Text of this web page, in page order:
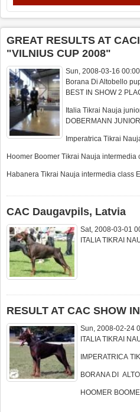
GREAT RESULTS AT
"VILNIUS CUP 2008"
Sun, 2008-03-16 00:00
Borana Di Altobello
BEST IN SHOW 2
Italia Tikrai Nauja
DOBERMANN
Imperatrica Tikrai
Hoomer Boomer Tikrai Nauja intermedia
Habanera Tikrai Nauja intermedia class
CAC Daugavpils, Latvia
Sat, 2008-03-01
ITALIA TIKRAI
RESULT AT CAC SHOW
Sun, 2008-02-24
ITALIA TIKRAI
IMPERATRICA
BORANA DI
HOOMER